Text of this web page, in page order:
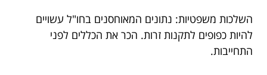
השלכות משפטיות: נתונים המאוחסנים בחו"ל עשויים
להיות כפופים לתקנות זרות. הכר את הכללים לפני
התחייבות.